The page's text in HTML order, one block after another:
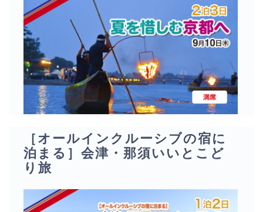
［オールインクルーシブの宿に
泊まる］会津・那須いいとこど
り旅